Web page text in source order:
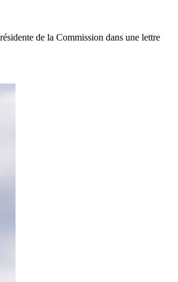
de la Commission dans une lettre